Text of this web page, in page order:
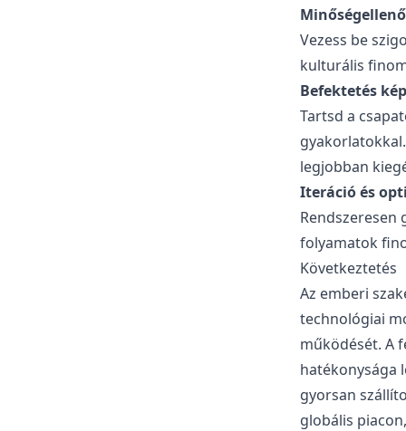
Vezess be
kulturális
Befektetés
Tartsd a
legjobban
Iteráció és
Rendszeresen
folyamatok
Következtetés
Az emberi
technológiai
működését. A
hatékonysága
gyorsan
globális